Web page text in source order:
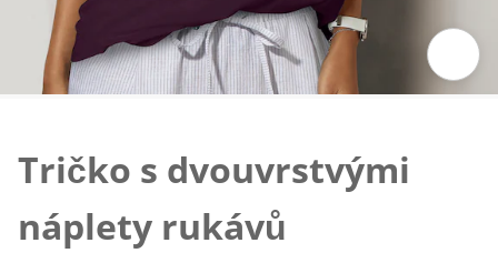
Tričko s dvouvrstvými
náplety rukávů